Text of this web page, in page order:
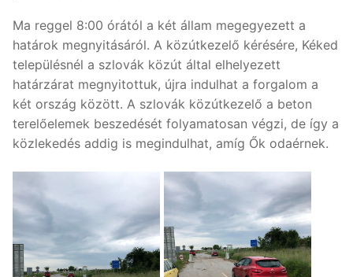
Ma reggel 8:00 órától a két állam megegyezett a
határok megnyitásáról. A közútkezelő kérésére, Kéked
településnél a szlovák közút által elhelyezett
határzárat megnyitottuk, újra indulhat a forgalom a
két ország között. A szlovák közútkezelő a beton
terelőelemek beszedését folyamatosan végzi, de így a
közlekedés addig is megindulhat, amíg Ők odaérnek.